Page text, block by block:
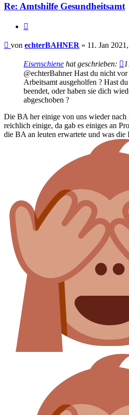
Re: Amtshilfe Gesundheitsamt
Beitrag
von echterBAHNER » 11. Jan
Eisenschiene hat geschrieben:
@echterBahner Hast du nicht
Arbeitsamt ausgeholfen ? Hast
beendet, oder haben sie dich
abgeschoben ?
Die BA her einige von uns wieder nach
reichlich einige, da gab es einiges an
die BA an leuten erwartete und was die